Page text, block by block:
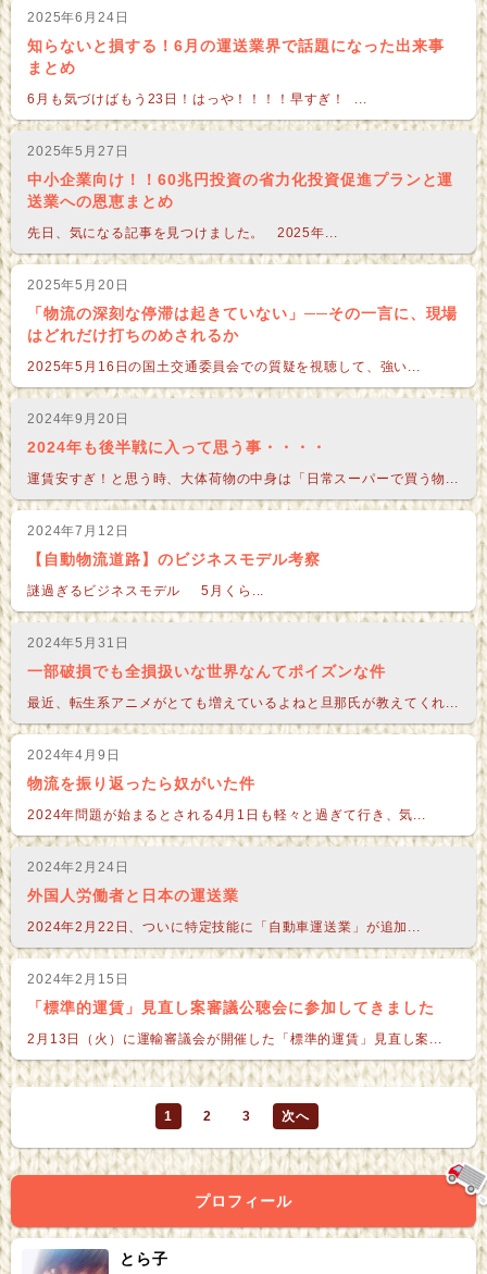
2025年6月24日
知らないと損する！6月の運送業界で話題になった出来事
まとめ
6月も気づけばもう23日！はっや！！！！早すぎ！ ...
2025年5月27日
中小企業向け！！60兆円投資の省力化投資促進プランと運
送業への恩恵まとめ
先日、気になる記事を見つけました。 2025年...
2025年5月20日
「物流の深刻な停滞は起きていない」──その一言に、現場
はどれだけ打ちのめされるか
2025年5月16日の国土交通委員会での質疑を視聴して、強い...
2024年9月20日
2024年も後半戦に入って思う事・・・・
運賃安すぎ！と思う時、大体荷物の中身は「日常スーパーで買う物...
2024年7月12日
【自動物流道路】のビジネスモデル考察
謎過ぎるビジネスモデル 5月くら...
2024年5月31日
一部破損でも全損扱いな世界なんてポイズンな件
最近、転生系アニメがとても増えているよねと旦那氏が教えてくれ...
2024年4月9日
物流を振り返ったら奴がいた件
2024年問題が始まるとされる4月1日も軽々と過ぎて行き、気...
2024年2月24日
外国人労働者と日本の運送業
2024年2月22日、ついに特定技能に「自動車運送業」が追加...
2024年2月15日
「標準的運賃」見直し案審議公聴会に参加してきました
2月13日（火）に運輸審議会が開催した「標準的運賃」見直し案...
1 2 3 次へ
プロフィール
とら子